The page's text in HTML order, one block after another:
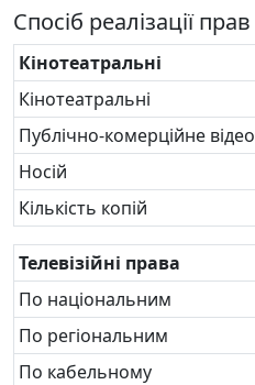
Спосіб реалізації прав
Кінотеатральні
Кінотеатральні
Публічно-комерційне відео
Носій
Кількість копій
Телевізійні права
По національним
По регіональним
По кабельному